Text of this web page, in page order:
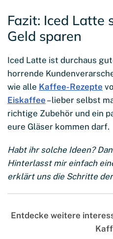
Fazit: Iced Latte
Geld sparen
Iced Latte ist durchaus
horrende
wie alle Kaffee-Rezepte
Eiskaffee – lieber selbst
richtige Zubehör und ein
eure Gläser kommen darf.
Habt ihr solche Ideen?
Hinterlasst mir einfach
erklärt uns die Schritte
Entdecke weitere